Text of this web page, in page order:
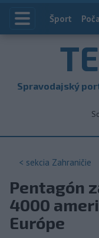
Index
Šport
Spravodajský
< sekcia Zahraničie
Pentagón
4000
Európe